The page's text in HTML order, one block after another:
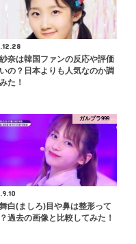
奈は韓国ファンの反応や評価
の？日本よりも人気なのか調
た！
ガルプラ999
白(ましろ)目や鼻は整形って
過去の画像と比較してみた！